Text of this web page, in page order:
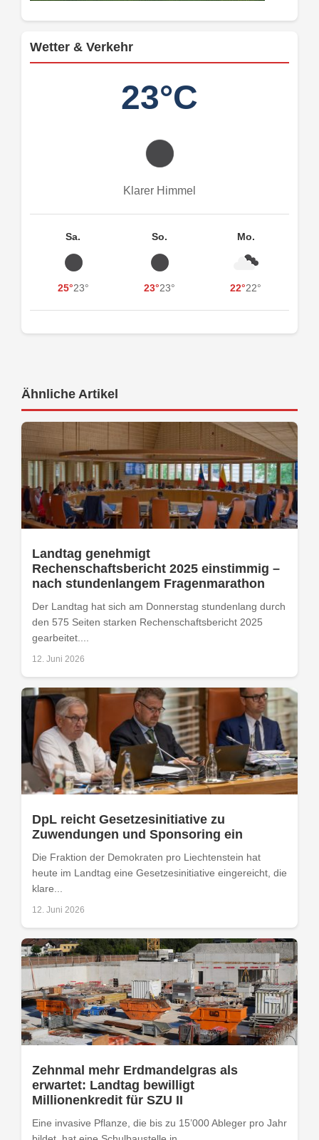
Wetter & Verkehr
23°C
Klarer Himmel
Sa.
25°23°
So.
23°23°
Mo.
22°22°
Ähnliche Artikel
Landtag genehmigt
Rechenschaftsbericht 2025 einstimmig –
nach stundenlangem Fragenmarathon
Der Landtag hat sich am Donnerstag stundenlang durch
den 575 Seiten starken Rechenschaftsbericht 2025
gearbeitet....
12. Juni 2026
DpL reicht Gesetzesinitiative zu
Zuwendungen und Sponsoring ein
Die Fraktion der Demokraten pro Liechtenstein hat
heute im Landtag eine Gesetzesinitiative eingereicht, die
klare...
12. Juni 2026
Zehnmal mehr Erdmandelgras als
erwartet: Landtag bewilligt
Millionenkredit für SZU II
Eine invasive Pflanze, die bis zu 15’000 Ableger pro Jahr